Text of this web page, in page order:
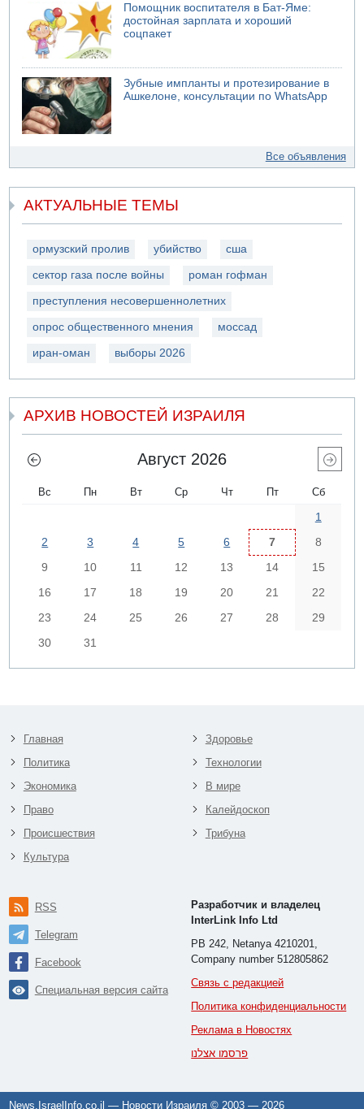
Помощник воспитателя в Бат-Яме:
достойная зарплата и хороший
соцпакет
Зубные импланты и протезирование в
Ашкелоне, консультации по WhatsApp
Все объявления
АКТУАЛЬНЫЕ ТЕМЫ
ормузский пролив убийство сша
сектор газа после войны роман гофман
преступления несовершеннолетних
опрос общественного мнения моссад
иран-оман выборы 2026
АРХИВ НОВОСТЕЙ ИЗРАИЛЯ
Август 2026
Вс Пн Вт Ср Чт Пт Сб
1
2
3 4 5 6 7
8
9
10 11 12 13 14
15
16
17 18 19 20 21
22
23
24 25 26 27 28
29
30
31
Главная
Политика
Экономика
Право
Происшествия
Культура
Здоровье
Технологии
В мире
Калейдоскоп
Трибуна
RSS
Telegram
Facebook
Специальная версия сайта
Разработчик и владелец
InterLink Info Ltd
PB 242, Netanya 4210201,
Company number 512805862
Связь с редакцией
Политика конфиденциальности
Реклама в Новостях
פרסמו אצלנו
News.IsraelInfo.co.il — Новости Израиля © 2003 —2026